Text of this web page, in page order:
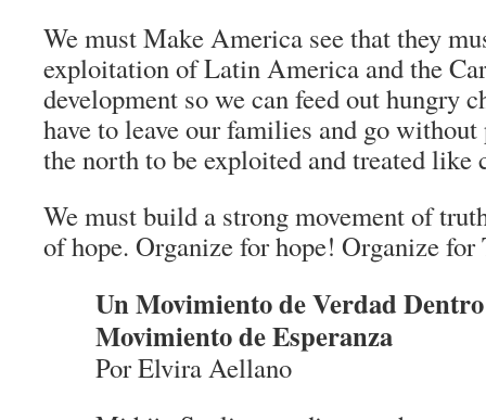
We must Make America see that they
exploitation of Latin America and the
development so we can feed out hungry
have to leave our families and go
the north to be exploited and treated like
We must build a strong movement of
of hope. Organize for hope! Organize for
Un Movimiento de Verdad
Movimiento de Esperanza
Por Elvira Aellano